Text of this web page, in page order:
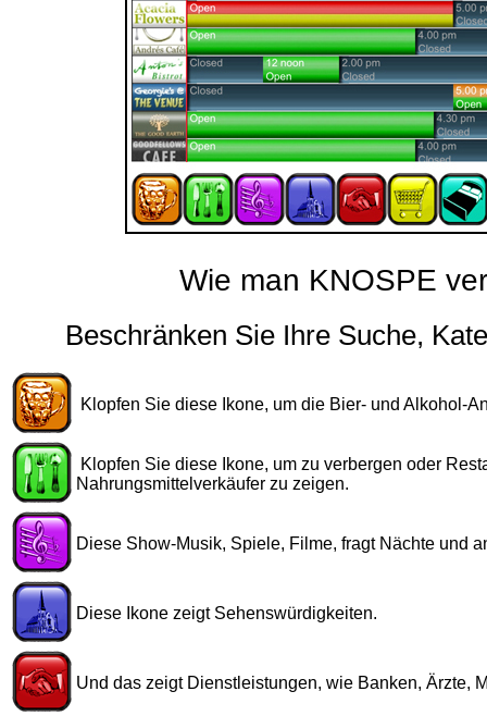
Wie man KNOSPE
Beschränken Sie Ihre Suche,
Klopfen Sie diese Ikone, um die Bier- und Alkohol-
Klopfen Sie diese Ikone, um zu verbergen oder
Nahrungsmittelverkäufer zu zeigen.
Diese Show-Musik, Spiele, Filme, fragt Nächte und
Diese Ikone zeigt Sehenswürdigkeiten.
Und das zeigt Dienstleistungen, wie Banken, Ärzte,